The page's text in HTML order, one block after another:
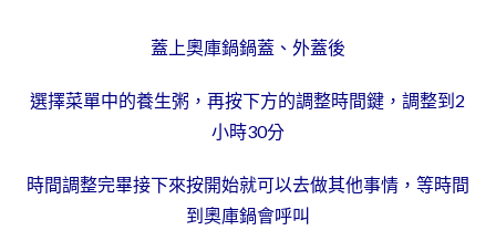
蓋上奧庫鍋鍋蓋、外蓋後
選擇菜單中的養生粥，再按下方的調整時間鍵，調整到2
小時30分
時間調整完畢接下來按開始就可以去做其他事情，等時間
到奧庫鍋會呼叫